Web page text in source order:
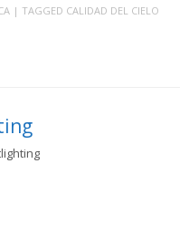
| TAGGED CALIDAD DEL CIELO